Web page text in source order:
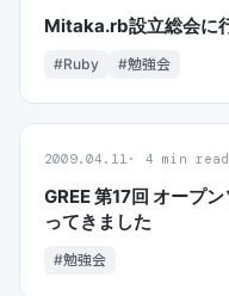
Mitaka.rb設立総会に
#Ruby #勉強会
2009.04.11 4 min read
GREE 第17回 オープ
ってきました
#勉強会